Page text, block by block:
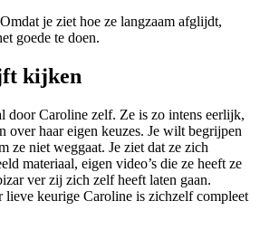
je ziet hoe ze langzaam afglijdt,
goede te doen.
kijken
door Caroline zelf. Ze is zo intens eerlijk,
over haar eigen keuzes. Je wilt begrijpen
ze niet weggaat. Je ziet dat ze zich
materiaal, eigen video’s die ze heeft ze
ver zij zich zelf heeft laten gaan.
lieve keurige Caroline is zichzelf compleet